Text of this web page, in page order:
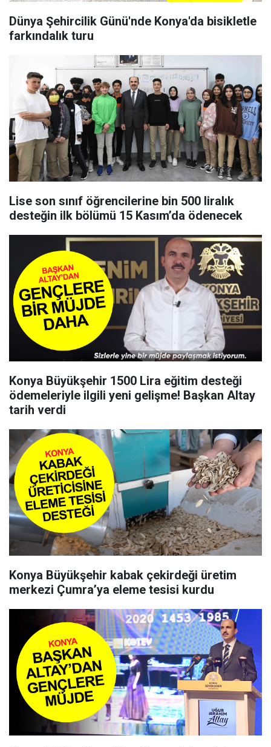
Dünya Şehircilik Günü'nde Konya'da bisikletle
farkındalık turu
Lise son sınıf öğrencilerine bin 500 liralık
desteğin ilk bölümü 15 Kasım’da ödenecek
Konya Büyükşehir 1500 Lira eğitim desteği
ödemeleriyle ilgili yeni gelişme! Başkan Altay
tarih verdi
Konya Büyükşehir kabak çekirdeği üretim
merkezi Çumra’ya eleme tesisi kurdu